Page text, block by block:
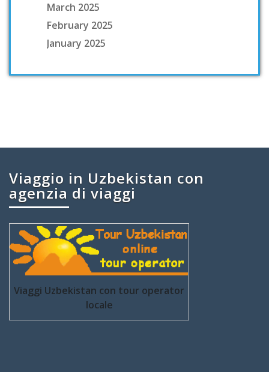
March 2025
February 2025
January 2025
Viaggio in Uzbekistan con
agenzia di viaggi
Viaggi Uzbekistan con tour operator
locale